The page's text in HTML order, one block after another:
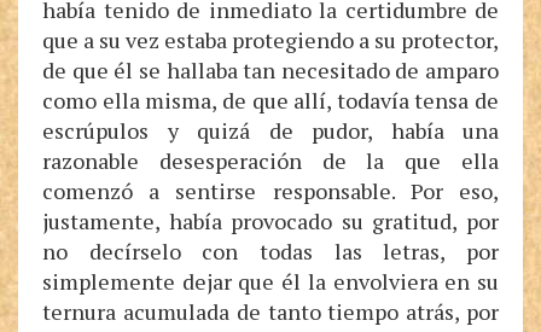
había tenido de inmediato la certidumbre de
que a su vez estaba protegiendo a su protector,
de que él se hallaba tan necesitado de amparo
como ella misma, de que allí, todavía tensa de
escrúpulos y quizá de pudor, había una
razonable desesperación de la que ella
comenzó a sentirse responsable. Por eso,
justamente, había provocado su gratitud, por
no decírselo con todas las letras, por
simplemente dejar que él la envolviera en su
ternura acumulada de tanto tiempo atrás, por